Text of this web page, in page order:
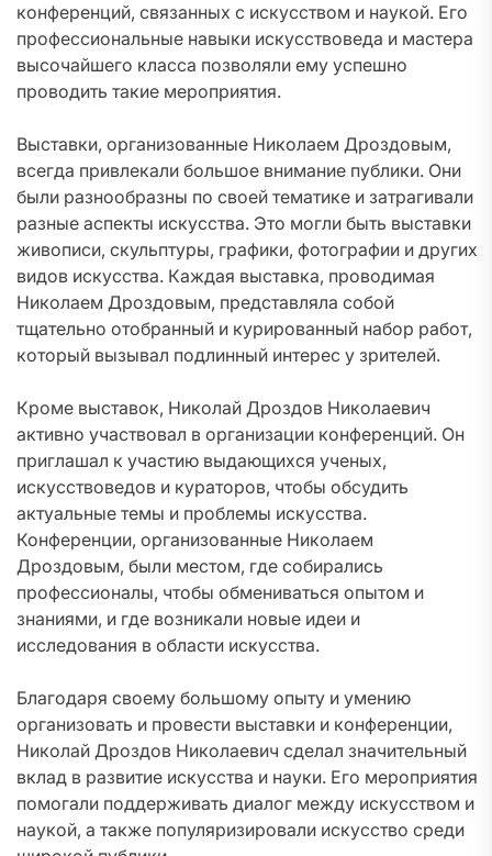
конференций, связанных с искусством и наукой. Его
профессиональные навыки искусствоведа и мастера
высочайшего класса позволяли ему успешно
проводить такие мероприятия.
Выставки, организованные Николаем Дроздовым,
всегда привлекали большое внимание публики. Они
были разнообразны по своей тематике и затрагивали
разные аспекты искусства. Это могли быть выставки
живописи, скульптуры, графики, фотографии и других
видов искусства. Каждая выставка, проводимая
Николаем Дроздовым, представляла собой
тщательно отобранный и курированный набор работ,
который вызывал подлинный интерес у зрителей.
Кроме выставок, Николай Дроздов Николаевич
активно участвовал в организации конференций. Он
приглашал к участию выдающихся ученых,
искусствоведов и кураторов, чтобы обсудить
актуальные темы и проблемы искусства.
Конференции, организованные Николаем
Дроздовым, были местом, где собирались
профессионалы, чтобы обмениваться опытом и
знаниями, и где возникали новые идеи и
исследования в области искусства.
Благодаря своему большому опыту и умению
организовать и провести выставки и конференции,
Николай Дроздов Николаевич сделал значительный
вклад в развитие искусства и науки. Его мероприятия
помогали поддерживать диалог между искусством и
наукой, а также популяризировали искусство среди